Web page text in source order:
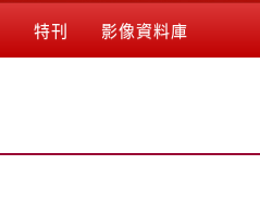
特刊 影像資料庫